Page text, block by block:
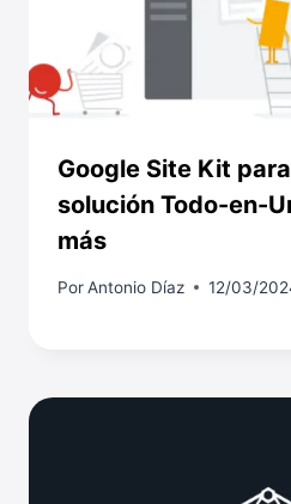
Google Site Kit
solución Todo-en-
más
PorAntonio Díaz 12/03/